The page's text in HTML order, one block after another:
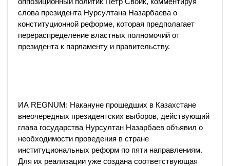
слова президента Нурсултана Назарбаева о
конституционной реформе, которая предполагает
перераспределение властных полномочий от
президента к парламенту и правительству.
ИА REGNUM: Накануне прошедших в Казахстане
внеочередных президентских выборов, действующий
глава государства Нурсултан Назарбаев объявил о
необходимости проведения в стране
институциональных реформ по пяти направлениям.
Для их реализации уже создана соответствующая